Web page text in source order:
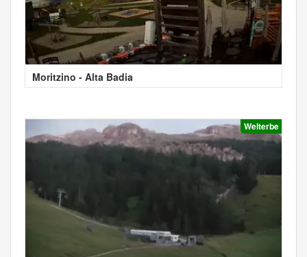
Moritzino - Alta Badia
Welterbe